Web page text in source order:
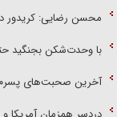
محسن رضایی: کریدور
با وحدت‌شکن بجنگید
آخرین صحبت‌های پسرم